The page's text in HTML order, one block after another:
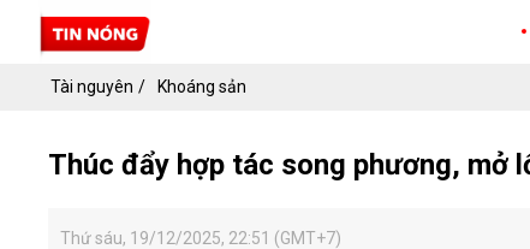
Toàn văn phát
Tài nguyên Khoáng sản
Thúc đẩy hợp tác song phương, mở
Thứ sáu, 19/12/2025, 22:51 (GMT+7)